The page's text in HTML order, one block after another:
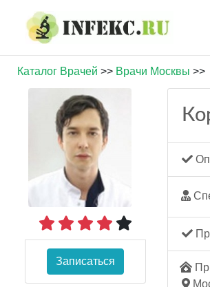
Каталог Врачей >> Врачи Москвы >>
Записаться